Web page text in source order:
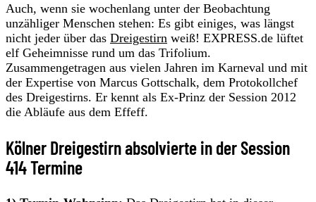
Auch, wenn sie wochenlang unter der Beobachtung
unzähliger Menschen stehen: Es gibt einiges, was längst
nicht jeder über das Dreigestirn weiß! EXPRESS.de lüftet
elf Geheimnisse rund um das Trifolium.
Zusammengetragen aus vielen Jahren im Karneval und mit
der Expertise von Marcus Gottschalk, dem Protokollchef
des Dreigestirns. Er kennt als Ex-Prinz der Session 2012
die Abläufe aus dem Effeff.
Kölner Dreigestirn absolvierte in der Session
414 Termine